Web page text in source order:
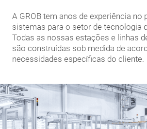
A GROB tem anos de experiência no
sistemas para o setor de tecnologia
Todas as nossas estações e linhas
são construídas sob medida de
necessidades específicas do cliente.